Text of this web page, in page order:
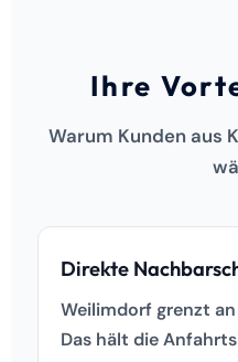
Ihre
Warum Kunden aus
Direkte
Weilimdorf grenzt
Das hält die